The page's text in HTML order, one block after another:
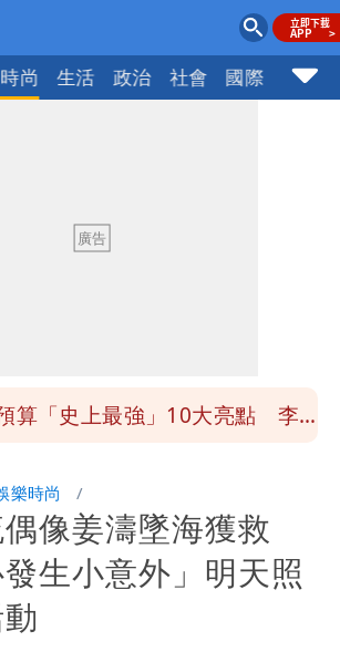
尚 生活 政治 社會 國際 財經
涉其中」才不提告
台灣人」胸章竟是中國製
算「史上最強」10大亮點 李
歲兒捲入海裡消失了
詐10億元 王尚智疑「慈濟決
涉其中」才不提告
灣人」胸章竟是中國製
愛台灣只是發財的口號
樂時尚
像姜濤墜海獲救
發生小意外」明天照